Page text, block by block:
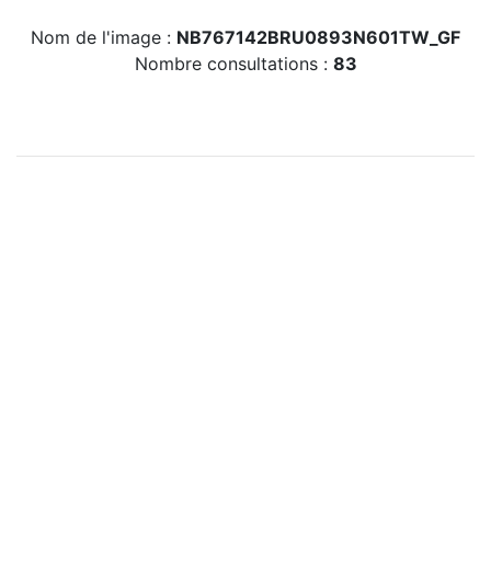
Nom de l'image : NB767142BRU0893N601TW_GF
Nombre consultations : 83